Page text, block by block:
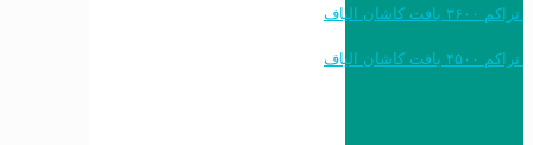
خرید به قیمت فرش ماشینی ۱۲۰۰ شانه تراکم ۳۶۰۰ بافت کاشان الیاف
خرید به قیمت فرش ماشینی ۱۵۰۰ شانه تراکم ۴۵۰۰ بافت کاشان الیاف